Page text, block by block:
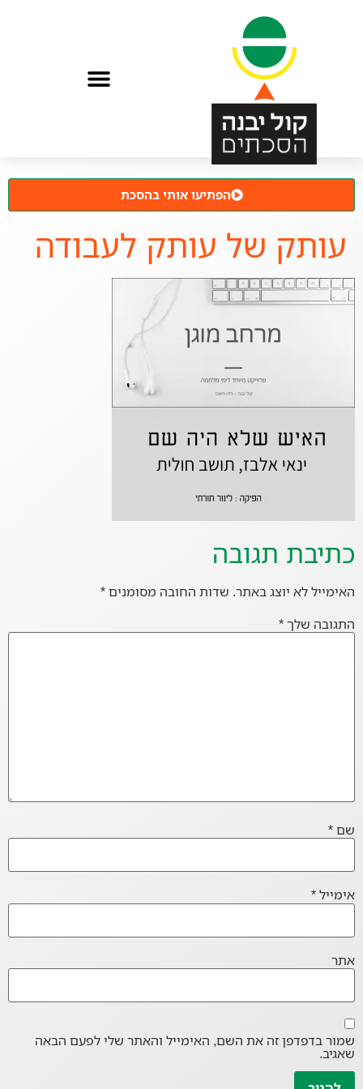
הפתיעו אותי בהסכת
עותק של עותק לעבודה
כתיבת תגובה
האימייל לא יוצג באתר. שדות החובה מסומנים*
התגובה שלך*
שם*
אימייל*
אתר
שמור בדפדפן זה את השם, האימייל והאתר שלי לפעם הבאה
שאגיב.